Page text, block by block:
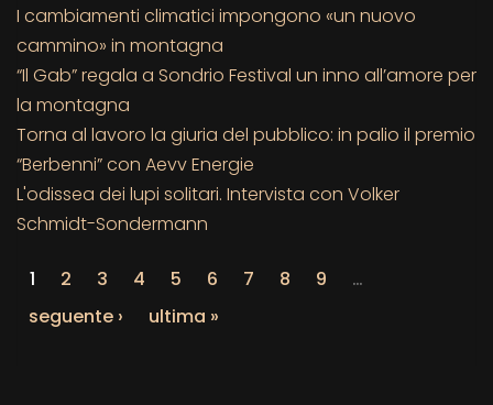
I cambiamenti climatici impongono «un nuovo
cammino» in montagna
“Il Gab” regala a Sondrio Festival un inno all’amore per
la montagna
Torna al lavoro la giuria del pubblico: in palio il premio
“Berbenni” con Aevv Energie
L'odissea dei lupi solitari. Intervista con Volker
Schmidt-Sondermann
1 2 3 4 5 6 7 8 9
…
seguente ›
ultima »